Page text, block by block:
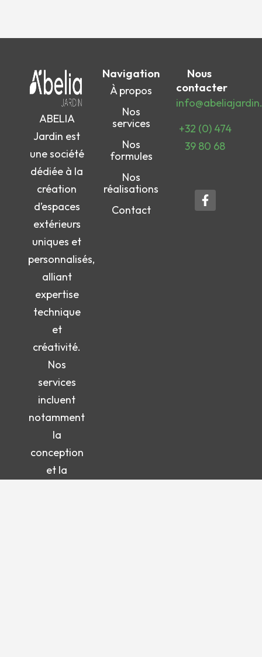
ABELIA
Jardin est
une société
dédiée à la
création
d’espaces
extérieurs
uniques et
personnalisés,
alliant
expertise
technique
et
créativité.
Nos
services
incluent
notamment
la
conception
et la
Navigation
À propos
Nos
services
Nos
formules
Nos
réalisations
Contact
Nous
contacter
+32 (0) 474
39 80 68